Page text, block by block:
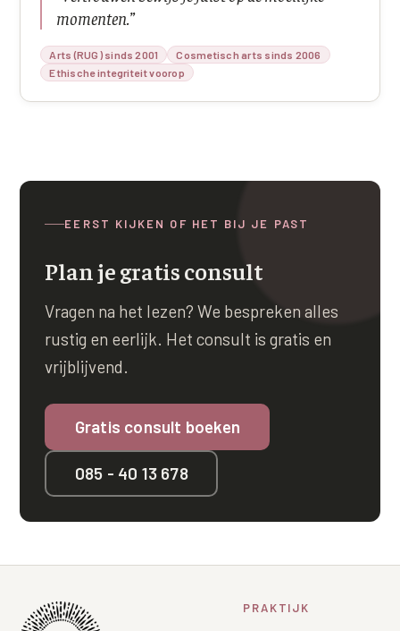
Bekijk alle zones →
Tretinoïne (vitamine A zuur) crème
XL Hair
momenten.”
Arts (RUG) sinds 2001
Cosmetisch arts sinds 2006
Ethische integriteit voorop
EERST KIJKEN OF HET BIJ JE PAST
Plan je gratis consult
Vragen na het lezen? We bespreken alles
rustig en eerlijk. Het consult is gratis en
vrijblijvend.
Gratis consult boeken
085 - 40 13 678
PRAKTIJK